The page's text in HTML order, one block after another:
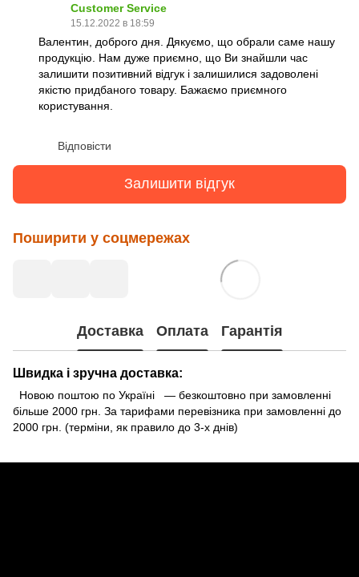
Customer Service
15.12.2022 в 18:59
Валентин, доброго дня. Дякуємо, що обрали саме нашу
продукцію. Нам дуже приємно, що Ви знайшли час
залишити позитивний відгук і залишилися задоволені
якістю придбаного товару. Бажаємо приємного
користування.
Відповісти
Залишити відгук
Поширити у соцмережах
Доставка Оплата Гарантія
Швидка і зручна доставка:
Новою поштою по Україні — безкоштовно при замовленні
більше 2000 грн. За тарифами перевізника при замовленні до
2000 грн. (терміни, як правило до 3-х днів)